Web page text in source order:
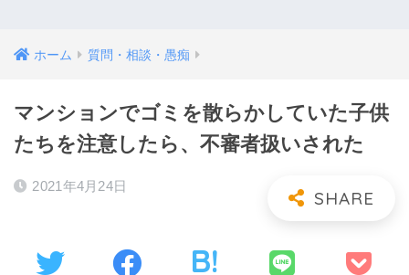
ホーム 質問・相談・愚痴
マンションでゴミを散らかしていた子供
たちを注意したら、不審者扱いされた
2021年4月24日